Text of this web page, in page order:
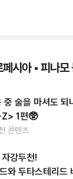
시아 • 피나모
중 술을 마셔도 되
1편🥸
콘텐츠
강두천!
와 두타스테리드